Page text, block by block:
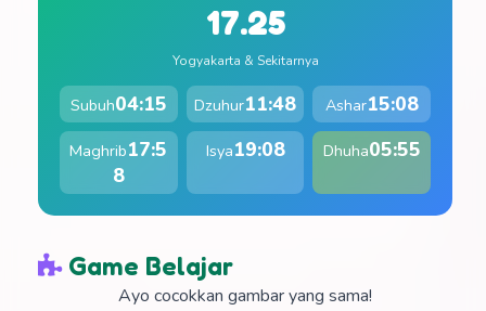
17.25
Yogyakarta & Sekitarnya
Subuh04:15 Dzuhur11:48 Ashar15:08
Maghrib17:5
8
Isya19:08 Dhuha05:55
Game Belajar
Ayo cocokkan gambar yang sama!